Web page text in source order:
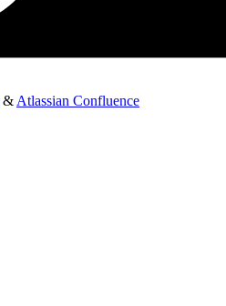
& Atlassian Confluence